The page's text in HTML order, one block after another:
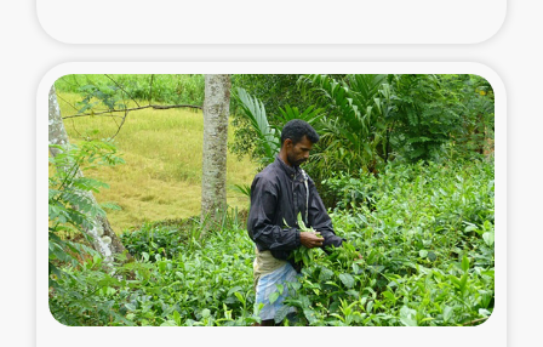
ガザ地区における被災住民への緊急支援
ガザ地区酪農を通した女性グループの生計支援
ふりかけ普及と食生活改善による栄養改善事業
フェアトレード事業